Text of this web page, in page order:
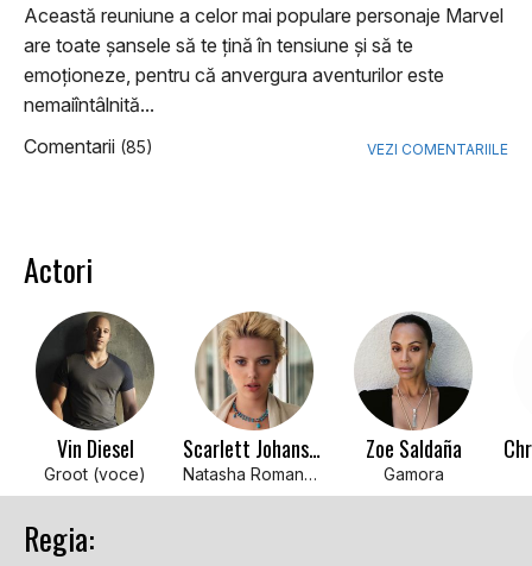
Această reuniune a celor mai populare personaje Marvel
are toate şansele să te ţină în tensiune şi să te
emoţioneze, pentru că anvergura aventurilor este
nemaiîntâlnită...
Comentarii (85) VEZI COMENTARIILE
Actori
Vin Diesel
Groot (voce)
Scarlett Johansson
Natasha Romanoff / Black Widow
Zoe Saldaña
Gamora
Regia: